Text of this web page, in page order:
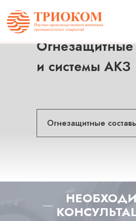
Главная / Продукция
Огнезащитные
и системы АКЗ